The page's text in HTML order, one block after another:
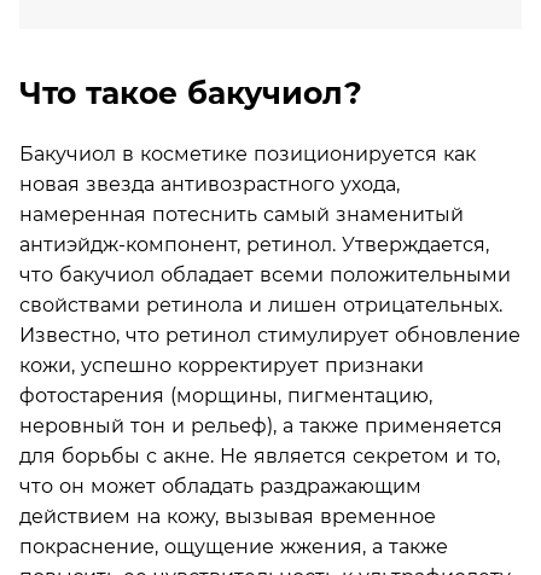
Что такое бакучиол?
Бакучиол в косметике позиционируется как
новая звезда антивозрастного ухода,
намеренная потеснить самый знаменитый
антиэйдж-компонент, ретинол. Утверждается,
что бакучиол обладает всеми положительными
свойствами ретинола и лишен отрицательных.
Известно, что ретинол стимулирует обновление
кожи, успешно корректирует признаки
фотостарения (морщины, пигментацию,
неровный тон и рельеф), а также применяется
для борьбы с акне. Не является секретом и то,
что он может обладать раздражающим
действием на кожу, вызывая временное
покраснение, ощущение жжения, а также